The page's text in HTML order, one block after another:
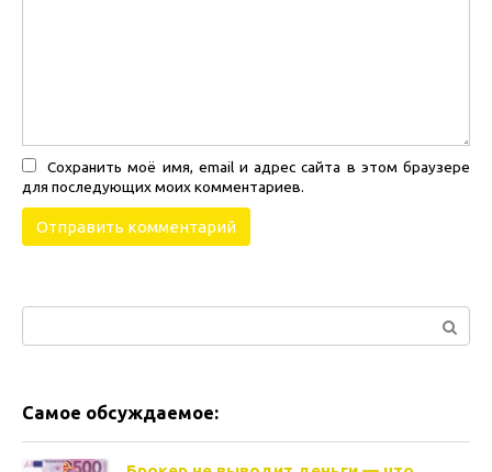
Сохранить моё имя, email и адрес сайта в этом браузере
для последующих моих комментариев.
Самое обсуждаемое: